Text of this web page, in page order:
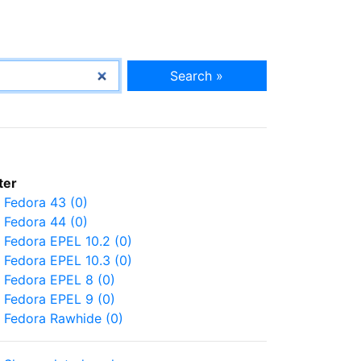
Search »
Fedora 43 (0)
Fedora 44 (0)
Fedora EPEL 10.2 (0)
Fedora EPEL 10.3 (0)
Fedora EPEL 8 (0)
Fedora EPEL 9 (0)
Fedora Rawhide (0)